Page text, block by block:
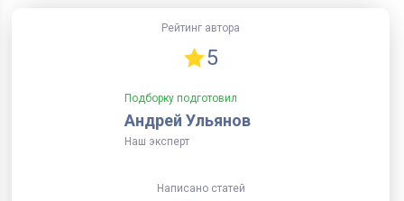
Рейтинг автора
5
Подборку подготовил
Андрей Ульянов
Наш эксперт
Написано статей